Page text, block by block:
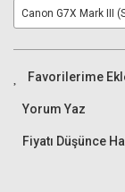
Canon G7X Mark III
Yorum Yaz
Fiyatı Düşünce